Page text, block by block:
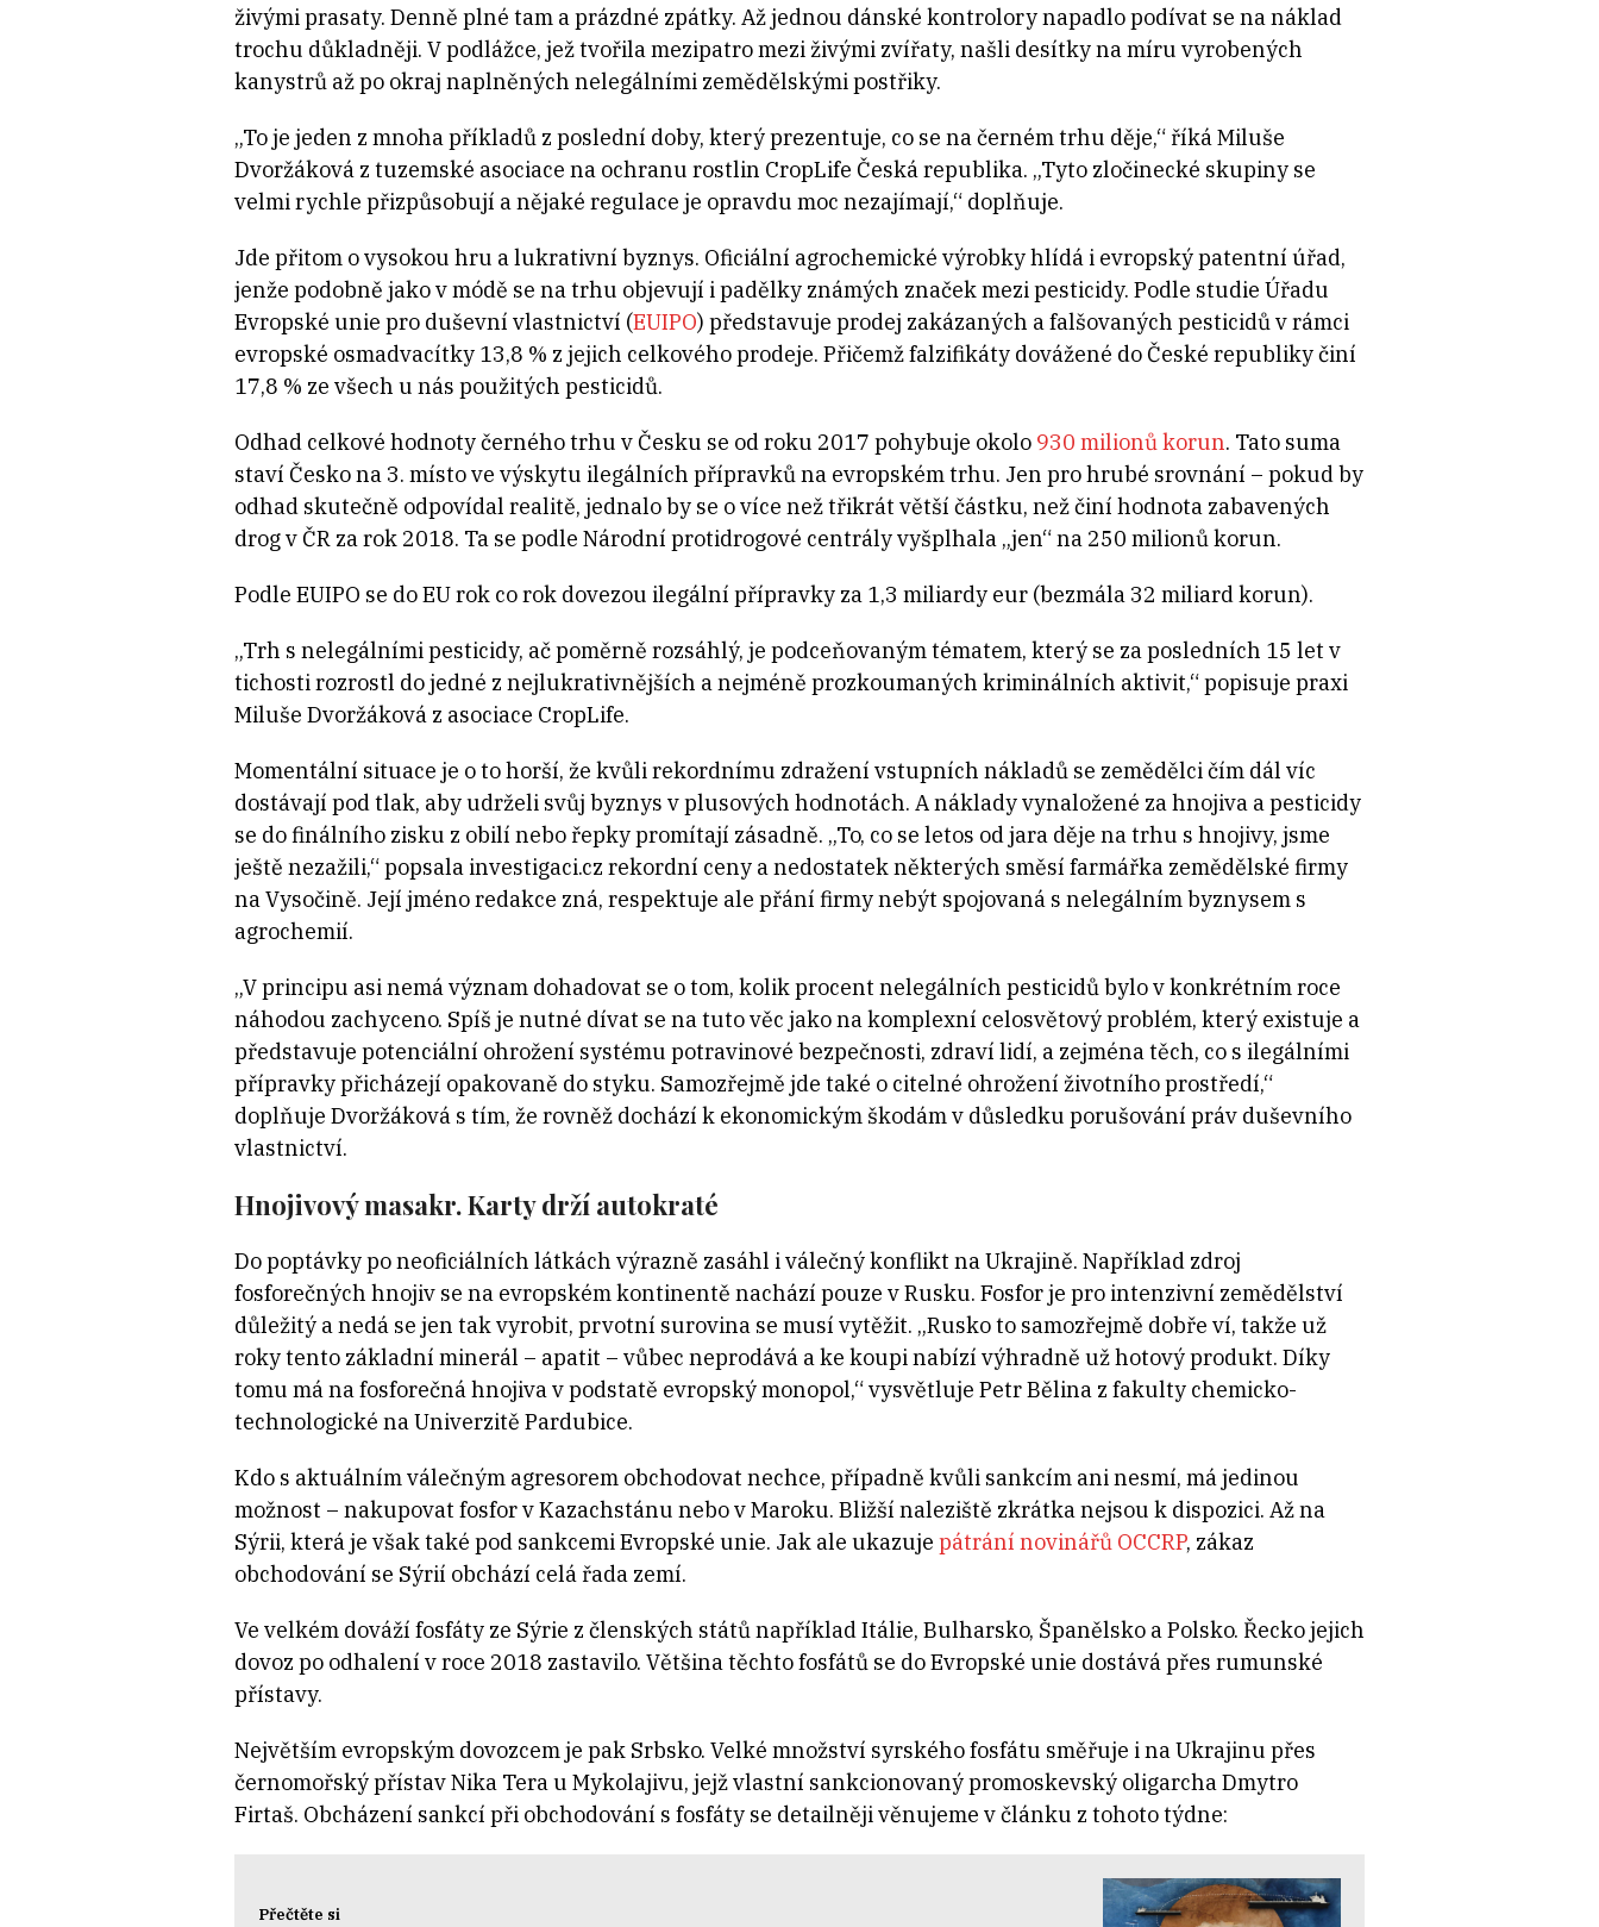
živými prasaty. Denně plné tam a prázdné zpátky. Až jednou dánské kontrolory napadlo podívat se na náklad
trochu důkladněji. V podlážce, jež tvořila mezipatro mezi živými zvířaty, našli desítky na míru vyrobených
kanystrů až po okraj naplněných nelegálními zemědělskými postřiky.
„To je jeden z mnoha příkladů z poslední doby, který prezentuje, co se na černém trhu děje,“ říká Miluše
Dvoržáková z tuzemské asociace na ochranu rostlin CropLife Česká republika. „Tyto zločinecké skupiny se
velmi rychle přizpůsobují a nějaké regulace je opravdu moc nezajímají,“ doplňuje.
Jde přitom o vysokou hru a lukrativní byznys. Oficiální agrochemické výrobky hlídá i evropský patentní úřad,
jenže podobně jako v módě se na trhu objevují i padělky známých značek mezi pesticidy. Podle studie Úřadu
Evropské unie pro duševní vlastnictví (EUIPO) představuje prodej zakázaných a falšovaných pesticidů v rámci
evropské osmadvacítky 13,8 % z jejich celkového prodeje. Přičemž falzifikáty dovážené do České republiky činí
17,8 % ze všech u nás použitých pesticidů.
Odhad celkové hodnoty černého trhu v Česku se od roku 2017 pohybuje okolo930 milionů korun. Tato suma
staví Česko na 3. místo ve výskytu ilegálních přípravků na evropském trhu. Jen pro hrubé srovnání – pokud by
odhad skutečně odpovídal realitě, jednalo by se o více než třikrát větší částku, než činí hodnota zabavených
drog v ČR za rok 2018. Ta se podle Národní protidrogové centrály vyšplhala „jen“ na 250 milionů korun.
Podle EUIPO se do EU rok co rok dovezou ilegální přípravky za 1,3 miliardy eur (bezmála 32 miliard korun).
„Trh s nelegálními pesticidy, ač poměrně rozsáhlý, je podceňovaným tématem, který se za posledních 15 let v
tichosti rozrostl do jedné z nejlukrativnějších a nejméně prozkoumaných kriminálních aktivit,“ popisuje praxi
Miluše Dvoržáková z asociace CropLife.
Momentální situace je o to horší, že kvůli rekordnímu zdražení vstupních nákladů se zemědělci čím dál víc
dostávají pod tlak, aby udrželi svůj byznys v plusových hodnotách. A náklady vynaložené za hnojiva a pesticidy
se do finálního zisku z obilí nebo řepky promítají zásadně. „To, co se letos od jara děje na trhu s hnojivy, jsme
ještě nezažili,“ popsala investigaci.cz rekordní ceny a nedostatek některých směsí farmářka zemědělské firmy
na Vysočině. Její jméno redakce zná, respektuje ale přání firmy nebýt spojovaná s nelegálním byznysem s
agrochemií.
„V principu asi nemá význam dohadovat se o tom, kolik procent nelegálních pesticidů bylo v konkrétním roce
náhodou zachyceno. Spíš je nutné dívat se na tuto věc jako na komplexní celosvětový problém, který existuje a
představuje potenciální ohrožení systému potravinové bezpečnosti, zdraví lidí, a zejména těch, co s ilegálními
přípravky přicházejí opakovaně do styku. Samozřejmě jde také o citelné ohrožení životního prostředí,“
doplňuje Dvoržáková s tím, že rovněž dochází k ekonomickým škodám v důsledku porušování práv duševního
vlastnictví.
Hnojivový masakr. Karty drží autokraté
Do poptávky po neoficiálních látkách výrazně zasáhl i válečný konflikt na Ukrajině. Například zdroj
fosforečných hnojiv se na evropském kontinentě nachází pouze v Rusku. Fosfor je pro intenzivní zemědělství
důležitý a nedá se jen tak vyrobit, prvotní surovina se musí vytěžit. „Rusko to samozřejmě dobře ví, takže už
roky tento základní minerál – apatit – vůbec neprodává a ke koupi nabízí výhradně už hotový produkt. Díky
tomu má na fosforečná hnojiva v podstatě evropský monopol,“ vysvětluje Petr Bělina z fakulty chemicko-
technologické na Univerzitě Pardubice.
Kdo s aktuálním válečným agresorem obchodovat nechce, případně kvůli sankcím ani nesmí, má jedinou
možnost – nakupovat fosfor v Kazachstánu nebo v Maroku. Bližší naleziště zkrátka nejsou k dispozici. Až na
Sýrii, která je však také pod sankcemi Evropské unie. Jak ale ukazuje pátrání novinářů OCCRP, zákaz
obchodování se Sýrií obchází celá řada zemí.
Ve velkém dováží fosfáty ze Sýrie z členských států například Itálie, Bulharsko, Španělsko a Polsko. Řecko jejich
dovoz po odhalení v roce 2018 zastavilo. Většina těchto fosfátů se do Evropské unie dostává přes rumunské
přístavy.
Největším evropským dovozcem je pak Srbsko. Velké množství syrského fosfátu směřuje i na Ukrajinu přes
černomořský přístav Nika Tera u Mykolajivu, jejž vlastní sankcionovaný promoskevský oligarcha Dmytro
Firtaš. Obcházení sankcí při obchodování s fosfáty se detailněji věnujeme v článku z tohoto týdne:
Přečtěte si